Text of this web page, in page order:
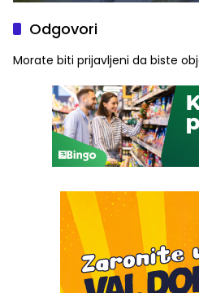
Odgovori
Morate biti prijavljeni da biste